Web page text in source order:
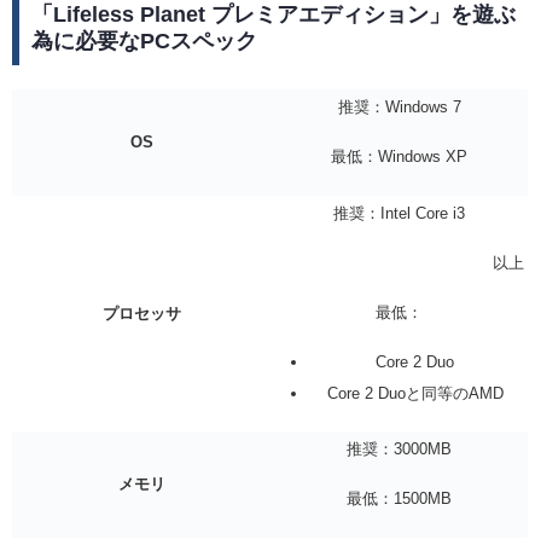
「Lifeless Planet プレミアエディション」を遊ぶ
為に必要なPCスペック
OS
推奨：Windows 7
最低：Windows XP
プロセッサ
推奨：Intel Core i3
以上
最低：
Core 2 Duo
Core 2 Duoと同等のAMD
メモリ
推奨：3000MB
最低：1500MB